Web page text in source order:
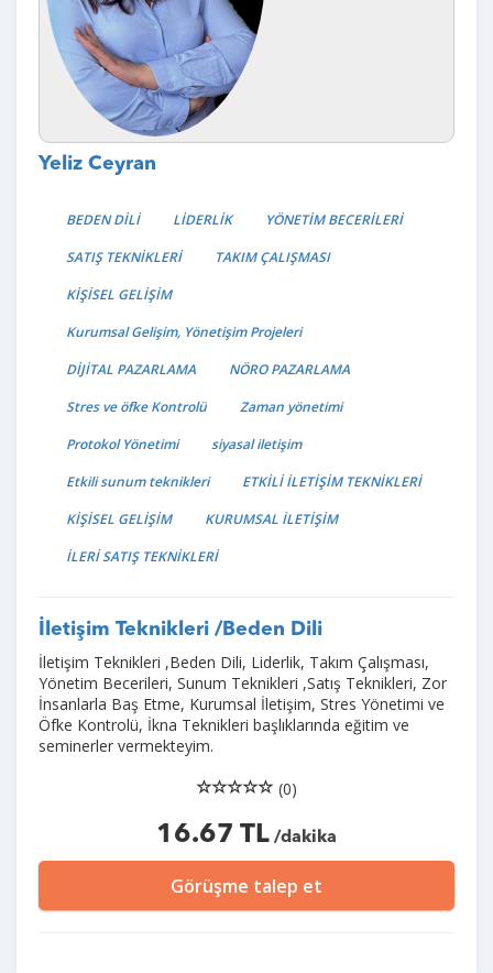
Yeliz Ceyran
BEDEN DİLİ LİDERLİK
YÖNETİM BECERİLERİ
SATIŞ TEKNİKLERİ
TAKIM ÇALIŞMASI
KİŞİSEL GELİŞİM
Kurumsal Gelişim, Yönetişim Projeleri
DİJİTAL PAZARLAMA
NÖRO PAZARLAMA
Stres ve öfke Kontrolü
Zaman yönetimi
Protokol Yönetimi
siyasal iletişim
Etkili sunum teknikleri
ETKİLİ İLETİŞİM TEKNİKLERİ
KİŞİSEL GELİŞİM
KURUMSAL İLETİŞİM
İLERİ SATIŞ TEKNİKLERİ
İletişim Teknikleri /Beden Dili
İletişim Teknikleri ,Beden Dili, Liderlik, Takım Çalışması,
Yönetim Becerileri, Sunum Teknikleri ,Satış Teknikleri, Zor
İnsanlarla Baş Etme, Kurumsal İletişim, Stres Yönetimi ve
Öfke Kontrolü, İkna Teknikleri başlıklarında eğitim ve
seminerler vermekteyim.
(0)
16.67 TL /dakika
Görüşme talep et